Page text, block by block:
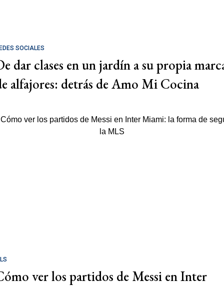
SOCIALES
dar clases en un jardín a su propia
alfajores: detrás de Amo Mi Cocina
ver los partidos de Messi en Inter